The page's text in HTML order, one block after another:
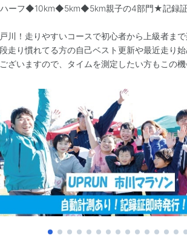
ーフ◆10km◆5km◆5km親子の4部門★記録証
川！走りやすいコースで初心者から上級者ま
走り慣れてる方の自己ベスト更新や最近走り
ざいますので、タイムを測定したい方もこの機